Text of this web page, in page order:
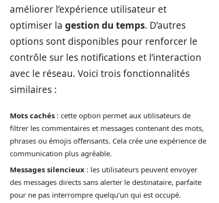
améliorer l’expérience utilisateur et
optimiser la gestion du temps. D’autres
options sont disponibles pour renforcer le
contrôle sur les notifications et l’interaction
avec le réseau. Voici trois fonctionnalités
similaires :
Mots cachés : cette option permet aux utilisateurs de
filtrer les commentaires et messages contenant des mots,
phrases ou émojis offensants. Cela crée une expérience de
communication plus agréable.
Messages silencieux : les utilisateurs peuvent envoyer
des messages directs sans alerter le destinataire, parfaite
pour ne pas interrompre quelqu’un qui est occupé.